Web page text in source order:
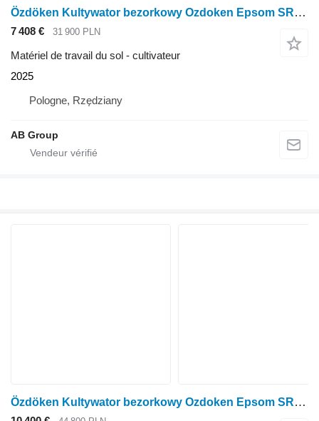
Özdöken Kultywator bezorkowy Ozdoken Epsom SR207 - 7 łap
7 408 € 31 900 PLN
Matériel de travail du sol - cultivateur
2025
Pologne, Rzędziany
AB Group
Özdöken Kultywator bezorkowy Ozdoken Epsom SR311